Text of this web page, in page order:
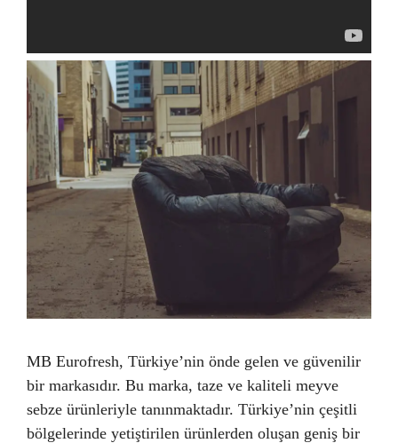
MB Eurofresh, Türkiye’nin önde gelen ve güvenilir
bir markasıdır. Bu marka, taze ve kaliteli meyve
sebze ürünleriyle tanınmaktadır. Türkiye’nin çeşitli
bölgelerinde yetiştirilen ürünlerden oluşan geniş bir